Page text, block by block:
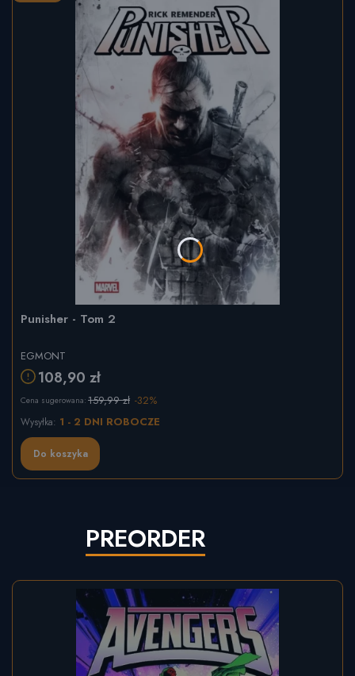
Punisher - Tom 2
EGMONT
108,90 zł
Cena sugerowana: 159,99 zł -32%
Do koszyka
Wysyłka: 1 - 2 DNI ROBOCZE
PREORDER